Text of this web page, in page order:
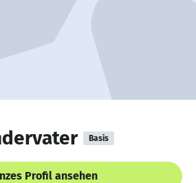
Basis
Profil ansehen